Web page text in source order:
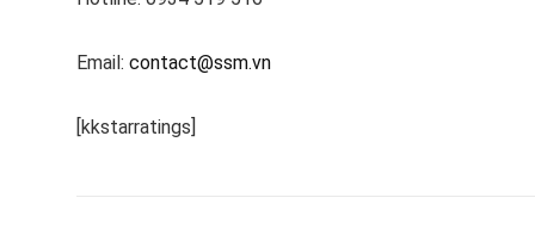
Email: contact@ssm.vn
[kkstarratings]